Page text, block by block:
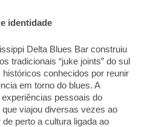
identidade
Delta Blues Bar construiu
tradicionais “juke joints” do sul
conhecidos por reunir
em torno do blues. A
pessoais do
que viajou diversas vezes ao
perto a cultura ligada ao